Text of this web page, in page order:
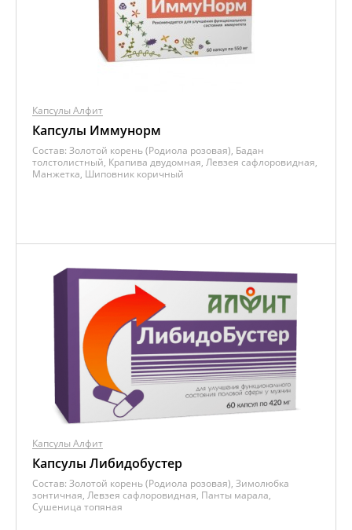
Капсулы Алфит
Капсулы Иммунорм
Состав: Золотой корень (Родиола розовая), Бадан
толстолистный, Крапива двудомная, Левзея сафлоровидная,
Манжетка, Шиповник коричный
Капсулы Алфит
Капсулы Либидобустер
Состав: Золотой корень (Родиола розовая), Зимолюбка
зонтичная, Левзея сафлоровидная, Панты марала,
Сушеница топяная